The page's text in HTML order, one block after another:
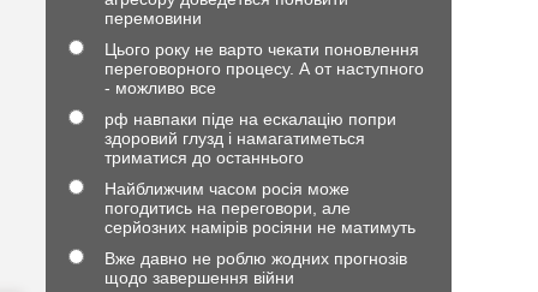
перемовини
Цього року не варто чекати поновлення
переговорного процесу. А от наступного
- можливо все
рф навпаки піде на ескалацію попри
здоровий глузд і намагатиметься
триматися до останнього
Найближчим часом росія може
погодитись на переговори, але
серйозних намірів росіяни не матимуть
Вже давно не роблю жодних прогнозів
щодо завершення війни